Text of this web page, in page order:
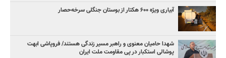
آبیاری ویژه ۶۰۰ هکتار از بوستان جنگلی سرخه‌حصار
شهدا حامیان معنوی و راهبر مسیر زندگی هستند/ فروپاشی ابهت
پوشالی استکبار در پی مقاومت ملت ایران